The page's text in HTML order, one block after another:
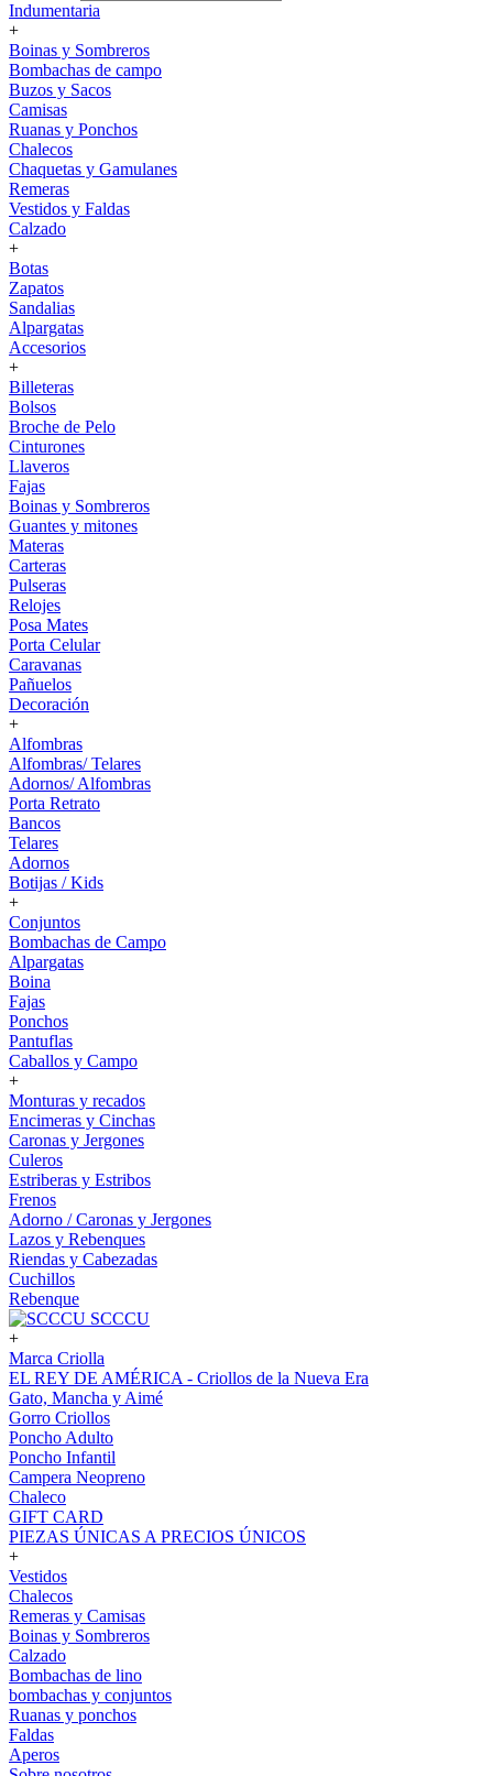
Indumentaria
+
Boinas y Sombreros
Bombachas de campo
Buzos y Sacos
Camisas
Ruanas y Ponchos
Chalecos
Chaquetas y Gamulanes
Remeras
Vestidos y Faldas
Calzado
+
Botas
Zapatos
Sandalias
Alpargatas
Accesorios
+
Billeteras
Bolsos
Broche de Pelo
Cinturones
Llaveros
Fajas
Boinas y Sombreros
Guantes y mitones
Materas
Carteras
Pulseras
Relojes
Posa Mates
Porta Celular
Caravanas
Pañuelos
Decoración
+
Alfombras
Alfombras/ Telares
Adornos/ Alfombras
Porta Retrato
Bancos
Telares
Adornos
Botijas / Kids
+
Conjuntos
Bombachas de Campo
Alpargatas
Boina
Fajas
Ponchos
Pantuflas
Caballos y Campo
+
Monturas y recados
Encimeras y Cinchas
Caronas y Jergones
Culeros
Estriberas y Estribos
Frenos
Adorno / Caronas y Jergones
Lazos y Rebenques
Riendas y Cabezadas
Cuchillos
Rebenque
SCCCU
+
Marca Criolla
EL REY DE AMÉRICA - Criollos de la Nueva Era
Gato, Mancha y Aimé
Gorro Criollos
Poncho Adulto
Poncho Infantil
Campera Neopreno
Chaleco
GIFT CARD
PIEZAS ÚNICAS A PRECIOS ÚNICOS
+
Vestidos
Chalecos
Remeras y Camisas
Boinas y Sombreros
Calzado
Bombachas de lino
bombachas y conjuntos
Ruanas y ponchos
Faldas
Aperos